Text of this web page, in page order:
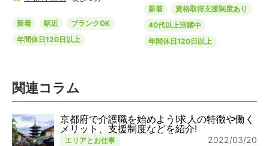
新着 駅近
ブランクOK
年間休日120日以上
新着
資格取得支援制度あり
40代以上活躍中
年間休日120日以上
関連コラム
京都府で介護職を始めよう!求人の特徴や働く
メリット、支援制度などを紹介!
エリアとお仕事 2022/03/20